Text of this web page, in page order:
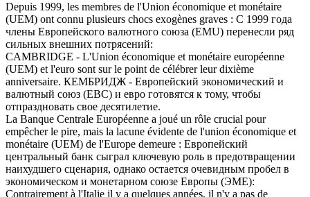
Depuis 1999, les membres de l'Union économique et monétaire
(UEM) ont connu plusieurs chocs exogènes graves : С 1999 года
члены Европейского валютного союза (EMU) перенесли ряд
сильных внешних потрясений:
CAMBRIDGE - L'Union économique et monétaire européenne
(UEM) et l'euro sont sur le point de célébrer leur dixième
anniversaire. КЕМБРИДЖ - Европейский экономический и
валютный союз (ЕВС) и евро готовятся к тому, чтобы
отпраздновать свое десятилетие.
La Banque Centrale Européenne a joué un rôle crucial pour
empêcher le pire, mais la lacune évidente de l'union économique et
monétaire (UEM) de l'Europe demeure : Европейский
центральный банк сыграл ключевую роль в предотвращении
наихудшего сценария, однако остается очевидным пробел в
экономическом и монетарном союзе Европы (ЭМЕ):
Contrairement à l'Italie il y a quelques années, il n'y a pas de